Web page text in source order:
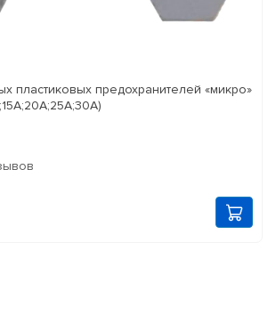
пластиковых предохранителей «микро»